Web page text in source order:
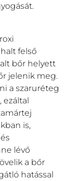
felső
bőr helyett
jelenik meg.
a szaruréteg
ezáltal
is,
lévő
a bőr
hatással